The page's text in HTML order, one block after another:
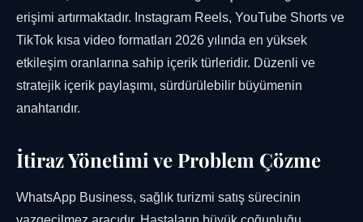
erişimi artırmaktadır. Instagram Reels, YouTube Shorts ve
TikTok kısa video formatları 2026 yılında en yüksek
etkileşim oranlarına sahip içerik türleridir. Düzenli ve
stratejik içerik paylaşımı, sürdürülebilir büyümenin
anahtarıdır.
İtiraz Yönetimi ve Problem Çözme
WhatsApp Business, sağlık turizmi satış sürecinin